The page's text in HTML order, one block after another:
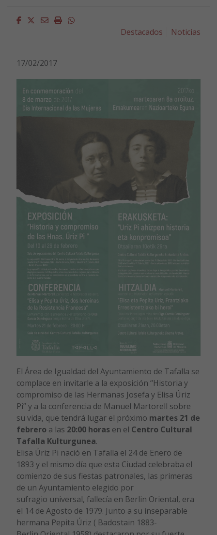
Facebook
Twitter
EmailImprimirWhatsapp
Destacados
Noticias
17/02/2017
El Área de Igualdad del Ayuntamiento de Tafalla se
complace en invitarle a la exposición “Historia y
compromiso de las Hermanas Josefa y Elisa Úriz
Pi” y a la conferencia de Manuel Martorell sobre
su vida, que tendrá lugar el próximo martes 21 de
febrero a las 20:00 horasen el Centro Cultural
Tafalla Kulturgunea.
Elisa Úriz Pi nació en Tafalla el 24 de Enero de
1893 y el mismo día que esta Ciudad celebraba el
comienzo de sus fiestas patronales, las primeras
de un Ayuntamiento elegido por
sufragio universal, fallecía en Berlin Oriental, era
el 14 de Agosto de 1979. Junto a su inseparable
hermana Pepita Úriz ( Badostain 1883-